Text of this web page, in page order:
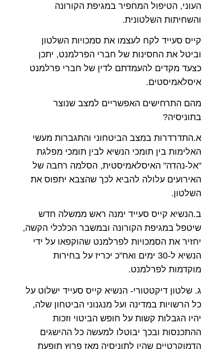
העוני, הטיפול המחפיר במגיפת הקורונה
והשחיתות השלטונית.
קייס סעייד לקח לעצמו את סמכויות השלטון
וביטל את החסינות של חברי הפרלמנט, יתכן
כצעד מקדים להעמדתם לדין של חברי פרלמנט
איסלאמיסטים.
מהם התרחישים האפשריים למצב שנוצר
בתוניסיה?
א.התדרדרות במצב הביטחוני והתגברות מעשי
האלימות בין תומכי הנשיא לבין תומכי מפלגת
"אל-נהדה" האיסלאמיסטית, הסלמה רחבה של
האירועים עלולה להביא לכך שהצבא יתפוס את
השלטון.
ב.הנשיא קייס סעייד ימנה ראש ממשלה חדש
שיטפל במגיפת הקורונה ובמשבר הכלכלי הקשה,
יחזיר את הסמכויות לפרלמנט שהוקפאו על ידי
הנשיא ל-30 ימים ואח"כ יכריז על בחירות
מוקדמות לפרלמנט.
ג. שלטון דיקטטורי- הנשיא קייס סעייד ישלוט על
כל הרשויות במדינה ועל מנגנוני הביטחון שלה,
יהיו הגבלות קשות על חופש הביטוי וזכות
ההתכנסות ובכך יבוטלו למעשה כל ההישגים
הדמוקרטיים שהיו לתוניסיה מאז פרוץ תופעת